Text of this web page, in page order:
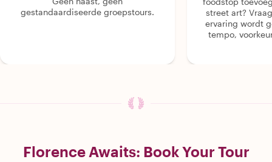
gestandaardiseerde groepstours.
street art?
ervaring wordt
tempo,
Florence Awaits: Book Your Tour